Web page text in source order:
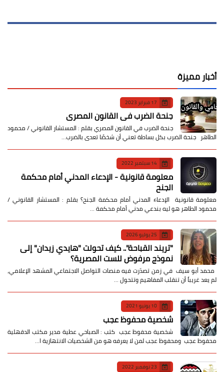
أخبار مميزة
17 فبراير 2023
جنحة الضرب في القانون المصري
جنحة الضرب في القانون المصري بقلم : المستشار القانوني / محمود
الطاهر جنحة الضرب بكل بساطة تعني أن شخصًا تعدى بالضرب…
14 سبتمبر 2022
معلومة قانونية - الإدعاء المدني أمام محكمة
الجنح
معلومة قانونية الإدعاء المدني أمام محكمة الجنح؟ بقلم : المستشار القانوني /
محمود الطاهر هو ليه بندعي مدني أمام محكمة …
25 يوليو 2026
​"تريند القباحة".. كيف تحولت "هايدي زيدان" إلى
نموذج مرفوض للست المصرية؟
​ محمد أبو سيف ​في زمن تصدّرت فيه منصات التواصل الاجتماعي المشهد الإعلامي،
لم يعد غريباً أن تنقلب المفاهيم وتتحول …
10 يونيو 2021
شخصية محفوظ عجب
شخصية محفوظ عجب كتب : الصباحي عطية مدير مكتب الدقهلية
محفوظ عجب ومحفوظ عجب لمن لا يعرفه هو من الشخصيات الانتهازية ا…
23 نوفمبر 2022